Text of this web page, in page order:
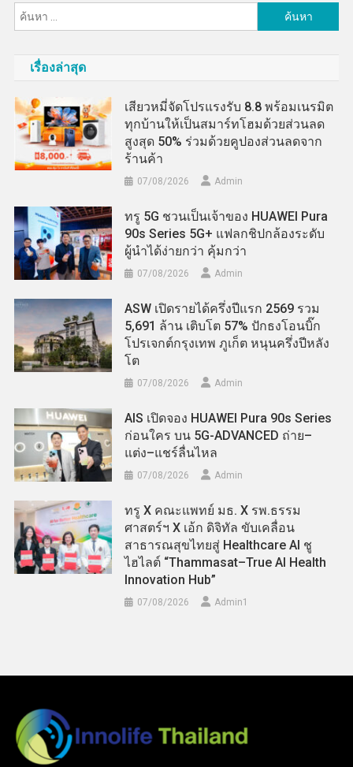
สำหรับ:
เรื่องล่าสุด
เสียวหมี่จัดโปรแรงรับ 8.8 พร้อมเนรมิต
ทุกบ้านให้เป็นสมาร์ทโฮมด้วยส่วนลด
สูงสุด 50% ร่วมด้วยคูปองส่วนลดจาก
ร้านค้า
07/08/2026 Admin
ทรู 5G ชวนเป็นเจ้าของ HUAWEI Pura
90s Series 5G+ แฟลกชิปกล้องระดับ
ผู้นำได้ง่ายกว่า คุ้มกว่า
07/08/2026 Admin
ASW เปิดรายได้ครึ่งปีแรก 2569 รวม
5,691 ล้าน เติบโต 57% ปักธงโอนบิ๊ก
โปรเจกต์กรุงเทพ ภูเก็ต หนุนครึ่งปีหลัง
โต
07/08/2026 Admin
AIS เปิดจอง HUAWEI Pura 90s Series
ก่อนใคร บน 5G-ADVANCED ถ่าย–
แต่ง–แชร์ลื่นไหล
07/08/2026 Admin
ทรู X คณะแพทย์ มธ. X รพ.ธรรม
ศาสตร์ฯ X เอ้ก ดิจิทัล ขับเคลื่อน
สาธารณสุขไทยสู่ Healthcare AI ชู
ไฮไลต์ “Thammasat–True AI Health
Innovation Hub”
07/08/2026 Admin​1